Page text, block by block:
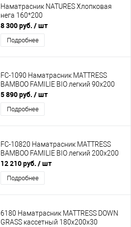
Наматрасник NATURES Хлопковая
нега 160*200
8 300 руб. / шт
Подробнее
FC-1090 Наматрасник MATTRESS
BAMBOO FAMILIE BIO легкий 90х200
5 890 руб. / шт
Подробнее
FC-10820 Наматрасник MATTRESS
BAMBOO FAMILIE BIO легкий 200х200
12 210 руб. / шт
Подробнее
6180 Наматрасник MATTRESS DOWN
GRASS кассетный 180х200х30